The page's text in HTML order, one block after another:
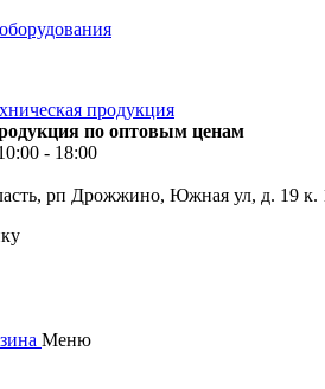
по оптовым ценам
- 18:00
рп Дрожжино, Южная ул, д. 19 к.
Меню